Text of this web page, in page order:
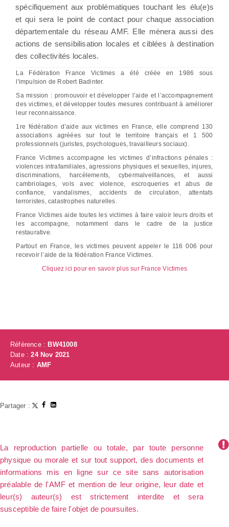
spécifiquement aux problématiques touchant les élu(e)s
et qui sera le point de contact pour chaque association
départementale du réseau AMF. Elle mènera aussi des
actions de sensibilisation locales et ciblées à destination
des collectivités locales.
La Fédération France Victimes a été créée en 1986 sous
l'impulsion de Robert Badinter.
Sa mission : promouvoir et développer l’aide et l’accompagnement
des victimes, et développer toutes mesures contribuant à améliorer
leur reconnaissance.
1re fédération d’aide aux victimes en France, elle comprend 130
associations agréées sur tout le territoire français et 1 500
professionnels (juristes, psychologues, travailleurs sociaux).
France Victimes accompagne les victimes d’infractions pénales :
violences intrafamiliales, agressions physiques et sexuelles, injures,
discriminations, harcèlements, cybermalveillances, et aussi
cambriolages, vols avec violence, escroqueries et abus de
confiance, vandalismes, accidents de circulation, attentats
terroristes, catastrophes naturelles.
France Victimes aide toutes les victimes à faire valoir leurs droits et
les accompagne, notamment dans le cadre de la justice
restaurative.
Partout en France, les victimes peuvent appeler le 116 006 pour
recevoir l’aide de la fédération France Victimes.
Cliquez ici pour en savoir plus sur France Victimes
Référence : BW41008
Date :24 Nov 2021
Auteur : AMF
Partager :
La reproduction partielle ou totale, par toute personne
physique ou morale et sur tout support, des documents et
informations mis en ligne sur ce site sans autorisation
préalable de l'AMF et mention de leur origine, leur date et
leur(s) auteur(s) est strictement interdite et sera
susceptible de faire l'objet de poursuites.